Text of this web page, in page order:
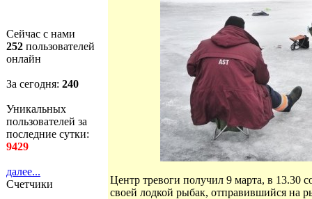
Сейчас с нами
252 пользователей
онлайн
За сегодня: 240
Уникальных
пользователей за
последние сутки:
9429
далее...
Счетчики
Центр тревоги получил 9 марта, в 13.30
своей лодкой рыбак, отправившийся на